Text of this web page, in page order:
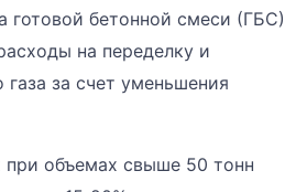
готовой бетонной смеси (ГБС)
на переделку и
газа за счет уменьшения
при объемах свыше 50 тонн